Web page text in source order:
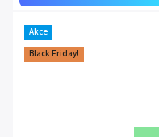
Akce
Black Friday!